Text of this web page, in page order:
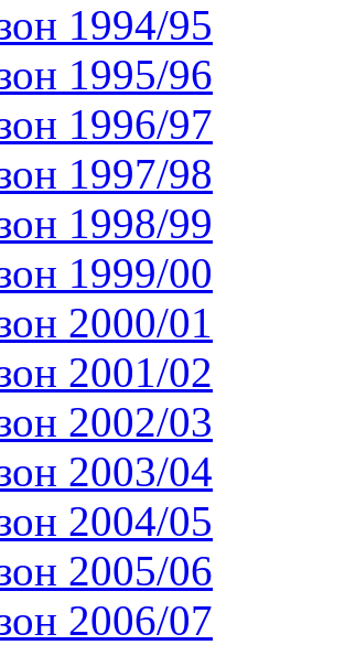
1994/95
1995/96
1996/97
1997/98
1998/99
1999/00
2000/01
2001/02
2002/03
2003/04
2004/05
2005/06
2006/07